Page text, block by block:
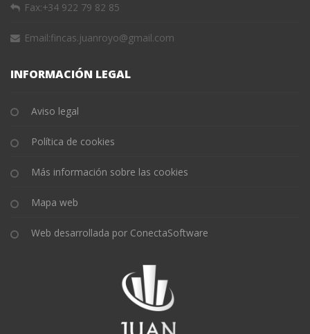
Fax:+34 922 79 82 85
Email:fincas.juanroyo@gmail.com
INFORMACIÓN LEGAL
Aviso legal
Política de cookies
Más información sobre las cookies
Mapa web
Web desarrollada por ConectaSoftware